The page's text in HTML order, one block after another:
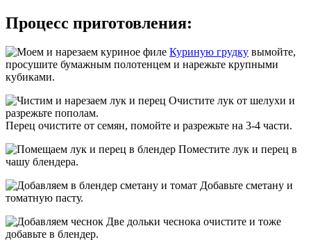
Процесс приготовления:
Куриную грудку вымойте,
просушите бумажным полотенцем и нарежьте крупными
кубиками.
Очистите лук от шелухи и
разрежьте пополам.
Перец очистите от семян, помойте и разрежьте на 3-4 части.
Поместите лук и перец в
чашу блендера.
Добавьте сметану и
томатную пасту.
Две дольки чеснока очистите и тоже
добавьте в блендер.